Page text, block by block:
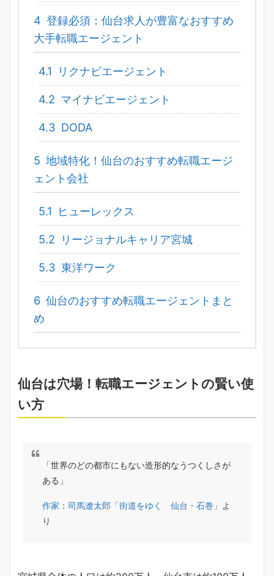
4 登録必須：仙台求人が豊富なおすすめ
大手転職エージェント
4.1 リクナビエージェント
4.2 マイナビエージェント
4.3 DODA
5 地域特化！仙台のおすすめ転職エージ
ェント会社
5.1 ヒューレックス
5.2 リージョナルキャリア宮城
5.3 東洋ワーク
6 仙台のおすすめ転職エージェントまと
め
仙台は穴場！転職エージェントの賢い使
い方
「世界のどの都市にもない造形的なうつくしさが
ある」
作家：司馬遼太郎「街道をゆく 仙台・石巻」 よ
り